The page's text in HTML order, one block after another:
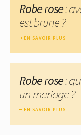
Robe rose:
est brune ?
EN SAVOIR PLUS
Robe rose:
un mariage ?
EN SAVOIR PLUS